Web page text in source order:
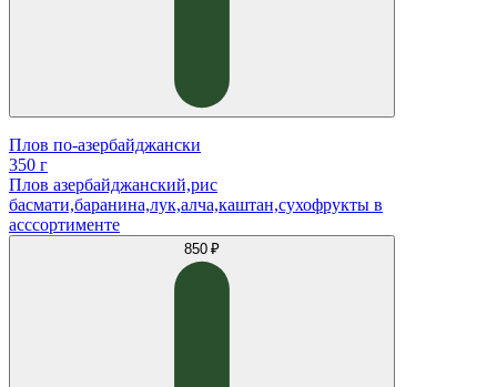
Плов по-азербайджански
350 г
Плов азербайджанский,рис
басмати,баранина,лук,алча,каштан,сухофрукты в
асссортименте
850 ₽